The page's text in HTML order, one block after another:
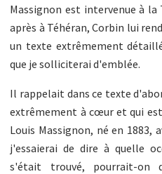
Massignon est intervenue à
après à Téhéran, Corbin lui
un texte extrêmement
que je solliciterai d'emblée.
Il rappelait dans ce texte
extrêmement à cœur et qui
Louis Massignon, né en 1883,
j'essaierai de dire à quelle
s'était trouvé, pourrait-on